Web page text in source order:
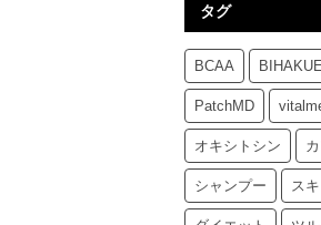
タグ
BCAA
PatchMD
オキシトシン
シャンプー ス